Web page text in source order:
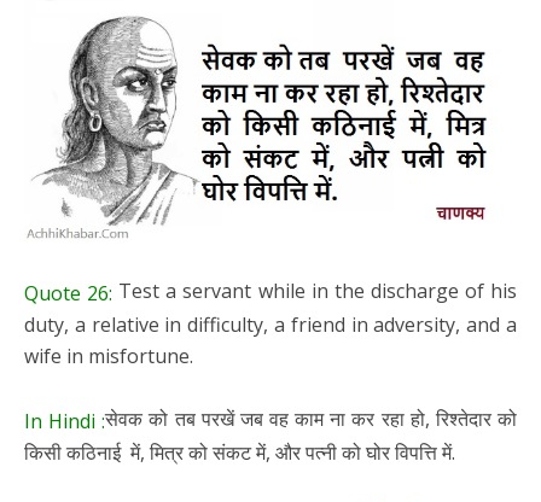
Quote 26: Test a servant while in the discharge of his
duty, a relative in difficulty, a friend in adversity, and a
wife in misfortune.
In Hindi :सेवक को तब परखें जब वह काम ना कर रहा हो, रिश्तेदार को
किसी कठिनाई में, मित्र को संकट में, और पत्नी को घोर विपत्ति में.